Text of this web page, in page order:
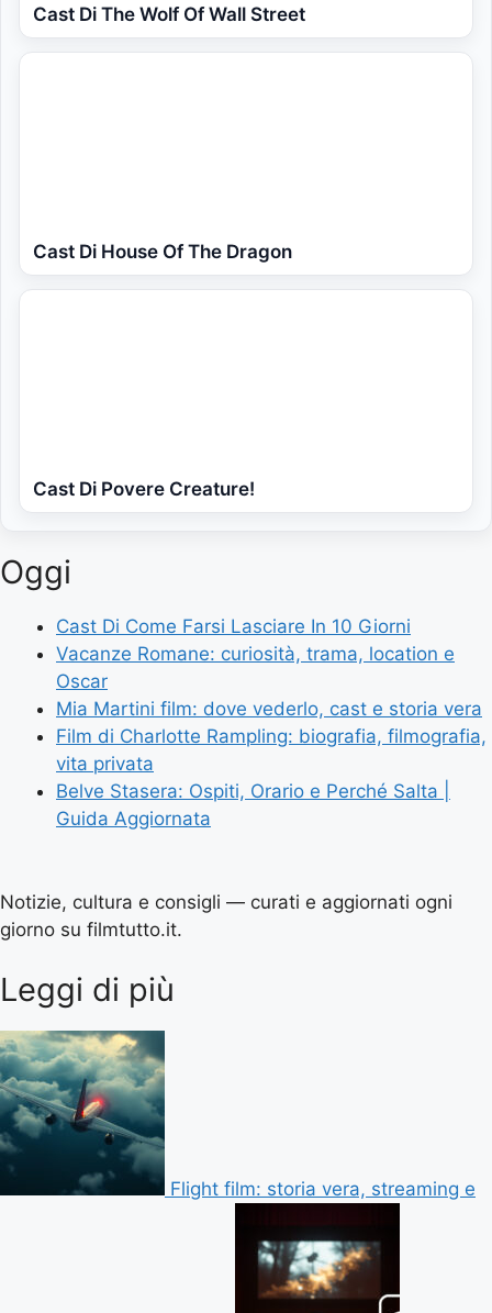
Cast Di The Wolf Of Wall Street
Cast Di House Of The Dragon
Cast Di Povere Creature!
Oggi
Cast Di Come Farsi Lasciare In 10 Giorni
Vacanze Romane: curiosità, trama, location e
Oscar
Mia Martini film: dove vederlo, cast e storia vera
Film di Charlotte Rampling: biografia, filmografia,
vita privata
Belve Stasera: Ospiti, Orario e Perché Salta |
Guida Aggiornata
Notizie, cultura e consigli — curati e aggiornati ogni
giorno su filmtutto.it.
Leggi di più
Flight film: storia vera, streaming e